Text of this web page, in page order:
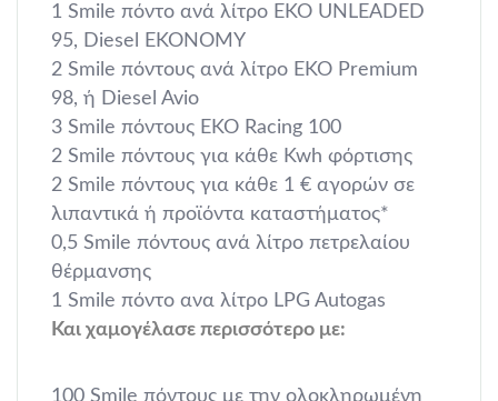
1 Smile πόντο ανά λίτρο ΕΚΟ UNLEADED
95, Diesel EKONOMY
2 Smile πόντους ανά λίτρο ΕΚΟ Premium
98, ή Diesel Avio
3 Smile πόντους EKO Racing 100
2 Smile πόντους για κάθε Kwh φόρτισης
2 Smile πόντους για κάθε 1 € αγορών σε
λιπαντικά ή προϊόντα καταστήματος*
0,5 Smile πόντους ανά λίτρο πετρελαίου
θέρμανσης
1 Smile πόντο ανα λίτρο LPG Autogas
Και χαμογέλασε περισσότερο με:
100 Smile πόντους με την ολοκληρωμένη